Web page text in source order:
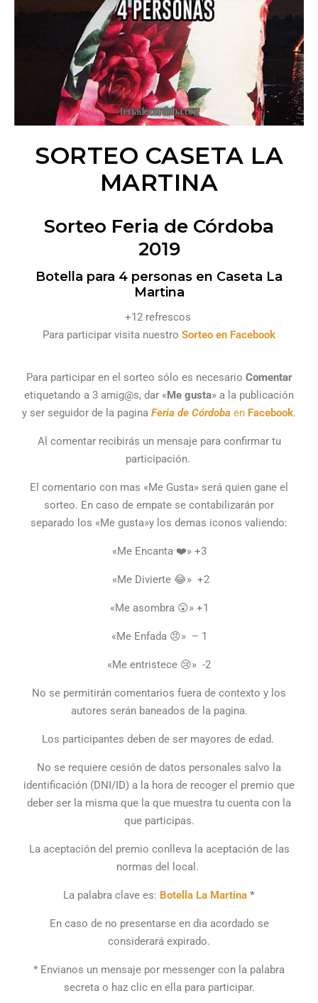
SORTEO CASETA LA
MARTINA
Sorteo Feria de Córdoba
2019
Botella para 4 personas en Caseta La
Martina
+12 refrescos
Para participar visita nuestro Sorteo en Facebook
Para participar en el sorteo sólo es necesario Comentar
etiquetando a 3 amig@s, dar «Me gusta» a la publicación
y ser seguidor de la pagina Feria de Córdoba en Facebook.
Al comentar recibirás un mensaje para confirmar tu
participación.
El comentario con mas «Me Gusta» será quien gane el
sorteo. En caso de empate se contabilizarán por
separado los «Me gusta»y los demas iconos valiendo:
«Me Encanta ❤️» +3
«Me Divierte 😂» +2
«Me asombra 😲» +1
«Me Enfada 😠» – 1
«Me entristece 😢» -2
No se permitirán comentarios fuera de contexto y los
autores serán baneados de la pagina.
Los participantes deben de ser mayores de edad.
No se requiere cesión de datos personales salvo la
identificación (DNI/ID) a la hora de recoger el premio que
deber ser la misma que la que muestra tu cuenta con la
que participas.
La aceptación del premio conlleva la aceptación de las
normas del local.
La palabra clave es: Botella La Martina *
En caso de no presentarse en dia acordado se
considerará expirado.
* Envianos un mensaje por messenger con la palabra
secreta o haz clic en ella para participar.